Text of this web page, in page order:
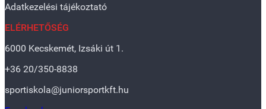
Adatkezelési tájékoztató
ELÉRHETŐSÉG
6000 Kecskemét, Izsáki út 1.
+36 20/350-8838
sportiskola@juniorsportkft.hu